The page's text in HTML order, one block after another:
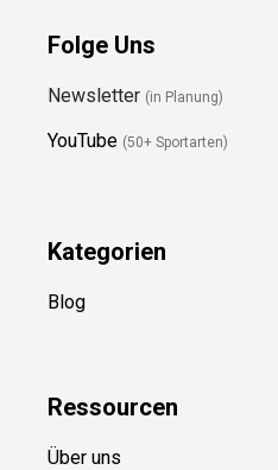
Folge Uns
Newsletter (in Planung)
YouTube (50+ Sportarten)
Kategorien
Blog
Ressourcen
Über uns